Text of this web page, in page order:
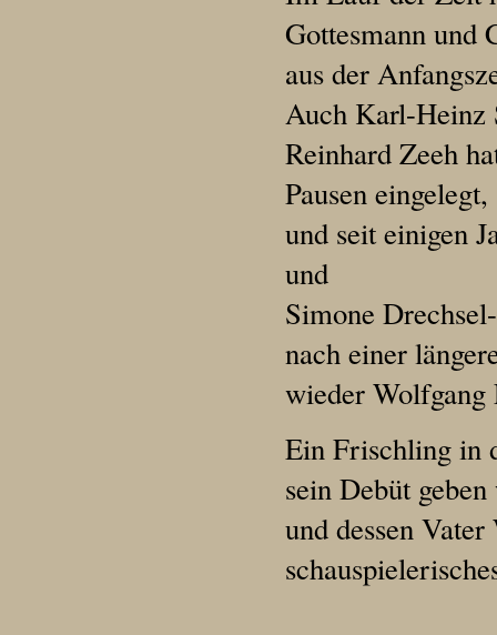
Gottesmann und
aus der
Auch Karl-Heinz
Reinhard Zeeh
Pausen eingelegt,
und seit einigen
und
Simone
nach einer
wieder Wolfgang
Ein Frischling in
sein Debüt
und dessen